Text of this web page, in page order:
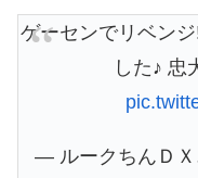
ゲーセンでリベン
した♪ 忠
— ルークちんＤＸ